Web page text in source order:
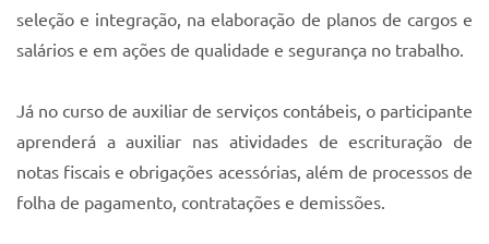
seleção e integração, na elaboração de planos de cargos e
salários e em ações de qualidade e segurança no trabalho.
Já no curso de auxiliar de serviços contábeis, o participante
aprenderá a auxiliar nas atividades de escrituração de
notas fiscais e obrigações acessórias, além de processos de
folha de pagamento, contratações e demissões.